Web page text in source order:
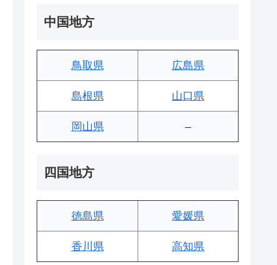
中国地方
鳥取県 広島県
島根県 山口県
岡山県 –
四国地方
徳島県 愛媛県
香川県 高知県